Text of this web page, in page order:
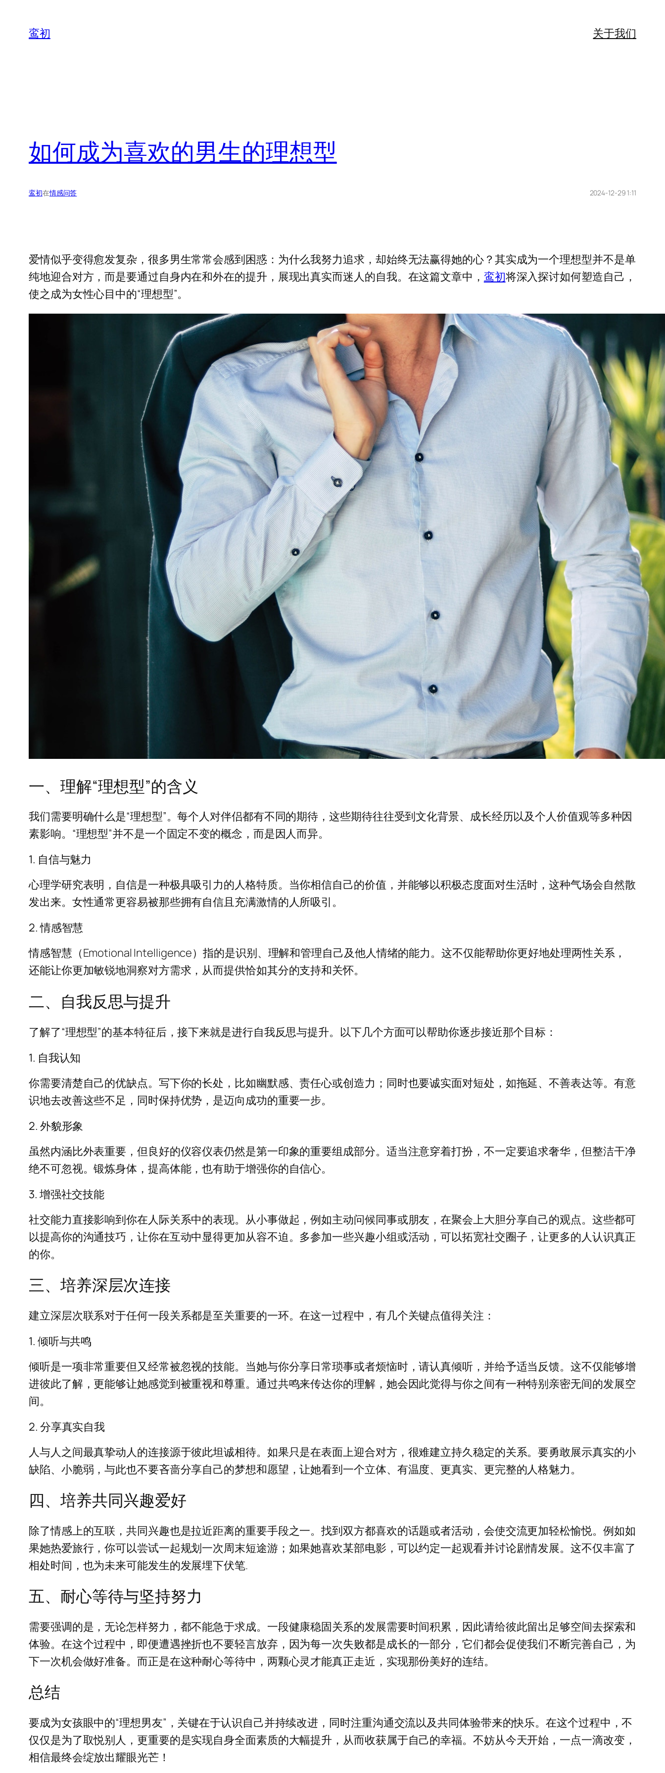
鸾初 关于我们
如何成为喜欢的男生的理想型
鸾初在情感问答 2024-12-29 1:11
爱情似乎变得愈发复杂，很多男生常常会感到困惑：为什么我努力追求，却始终无法赢得她的心？其实成为一个理想型并不是单
纯地迎合对方，而是要通过自身内在和外在的提升，展现出真实而迷人的自我。在这篇文章中， 鸾初将深入探讨如何塑造自己，
使之成为女性心目中的“理想型”。
一、理解“理想型”的含义
我们需要明确什么是“理想型”。每个人对伴侣都有不同的期待，这些期待往往受到文化背景、成长经历以及个人价值观等多种因
素影响。“理想型”并不是一个固定不变的概念，而是因人而异。
1. 自信与魅力
心理学研究表明，自信是一种极具吸引力的人格特质。当你相信自己的价值，并能够以积极态度面对生活时，这种气场会自然散
发出来。女性通常更容易被那些拥有自信且充满激情的人所吸引。
2. 情感智慧
情感智慧（Emotional Intelligence）指的是识别、理解和管理自己及他人情绪的能力。这不仅能帮助你更好地处理两性关系，
还能让你更加敏锐地洞察对方需求，从而提供恰如其分的支持和关怀。
二、自我反思与提升
了解了“理想型”的基本特征后，接下来就是进行自我反思与提升。以下几个方面可以帮助你逐步接近那个目标：
1. 自我认知
你需要清楚自己的优缺点。写下你的长处，比如幽默感、责任心或创造力；同时也要诚实面对短处，如拖延、不善表达等。有意
识地去改善这些不足，同时保持优势，是迈向成功的重要一步。
2. 外貌形象
虽然内涵比外表重要，但良好的仪容仪表仍然是第一印象的重要组成部分。适当注意穿着打扮，不一定要追求奢华，但整洁干净
绝不可忽视。锻炼身体，提高体能，也有助于增强你的自信心。
3. 增强社交技能
社交能力直接影响到你在人际关系中的表现。从小事做起，例如主动问候同事或朋友，在聚会上大胆分享自己的观点。这些都可
以提高你的沟通技巧，让你在互动中显得更加从容不迫。多参加一些兴趣小组或活动，可以拓宽社交圈子，让更多的人认识真正
的你。
三、培养深层次连接
建立深层次联系对于任何一段关系都是至关重要的一环。在这一过程中，有几个关键点值得关注：
1. 倾听与共鸣
倾听是一项非常重要但又经常被忽视的技能。当她与你分享日常琐事或者烦恼时，请认真倾听，并给予适当反馈。这不仅能够增
进彼此了解，更能够让她感觉到被重视和尊重。通过共鸣来传达你的理解，她会因此觉得与你之间有一种特别亲密无间的发展空
间。
2. 分享真实自我
人与人之间最真挚动人的连接源于彼此坦诚相待。如果只是在表面上迎合对方，很难建立持久稳定的关系。要勇敢展示真实的小
缺陷、小脆弱，与此也不要吝啬分享自己的梦想和愿望，让她看到一个立体、有温度、更真实、更完整的人格魅力。
四、培养共同兴趣爱好
除了情感上的互联，共同兴趣也是拉近距离的重要手段之一。找到双方都喜欢的话题或者活动，会使交流更加轻松愉悦。例如如
果她热爱旅行，你可以尝试一起规划一次周末短途游；如果她喜欢某部电影，可以约定一起观看并讨论剧情发展。这不仅丰富了
相处时间，也为未来可能发生的发展埋下伏笔.
五、耐心等待与坚持努力
需要强调的是，无论怎样努力，都不能急于求成。一段健康稳固关系的发展需要时间积累，因此请给彼此留出足够空间去探索和
体验。在这个过程中，即便遭遇挫折也不要轻言放弃，因为每一次失败都是成长的一部分，它们都会促使我们不断完善自己，为
下一次机会做好准备。而正是在这种耐心等待中，两颗心灵才能真正走近，实现那份美好的连结。
总结
要成为女孩眼中的“理想男友”，关键在于认识自己并持续改进，同时注重沟通交流以及共同体验带来的快乐。在这个过程中，不
仅仅是为了取悦别人，更重要的是实现自身全面素质的大幅提升，从而收获属于自己的幸福。不妨从今天开始，一点一滴改变，
相信最终会绽放出耀眼光芒！